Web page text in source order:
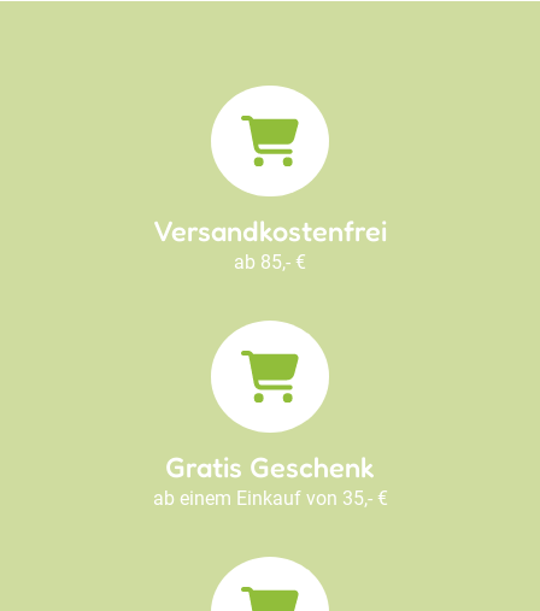
Versandkostenfrei
ab 85,- €
Gratis Geschenk
ab einem Einkauf von 35,- €